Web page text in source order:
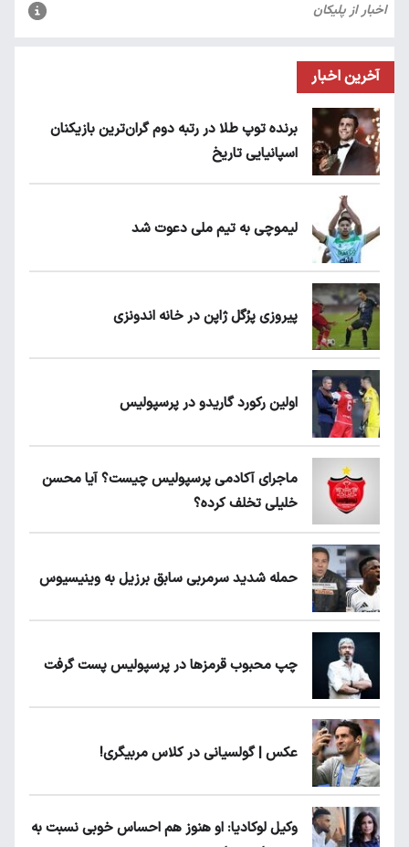
آخرین اخبار
برنده توپ طلا در رتبه دوم گران‌ترین بازیکنان
اسپانیایی تاریخ
لیموچی به تیم ملی دعوت شد
پیروزی پرُگل ژاپن در خانه اندونزی
اولین رکورد گاریدو در پرسپولیس
ماجرای آکادمی پرسپولیس چیست؟ آیا محسن
خلیلی تخلف کرده؟
حمله شدید سرمربی سابق برزیل به وینیسیوس
چپ محبوب قرمزها در پرسپولیس پست گرفت
عکس | گولسیانی در کلاس مربیگری!
وکیل لوکادیا: او هنوز هم احساس خوبی نسبت به